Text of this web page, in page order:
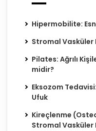
Hipermobilite:
Stromal Vasküler
Pilates: Ağrılı
midir?
Eksozom
Ufuk
Kireçlenme
Stromal Vasküler